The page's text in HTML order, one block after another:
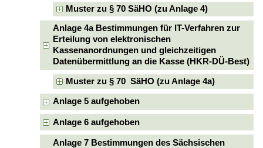
Muster zu § 70 SäHO (zu Anlage 4)
Anlage 4a Bestimmungen für IT-Verfahren zur
Erteilung von elektronischen
Kassenanordnungen und gleichzeitigen
Datenübermittlung an die Kasse (HKR-DÜ-Best)
Muster zu § 70 SäHO (zu Anlage 4a)
Anlage 5 aufgehoben
Anlage 6 aufgehoben
Anlage 7 Bestimmungen des Sächsischen